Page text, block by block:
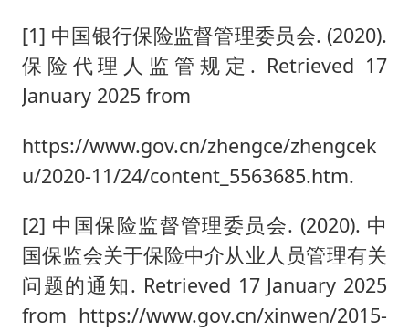
[1] 中国银行保险监督管理委员会. (2020).
保险代理人监管规定. Retrieved 17
January 2025 from
https://www.gov.cn/zhengce/zhengcek
u/2020-11/24/content_5563685.htm.
[2] 中国保险监督管理委员会. (2020). 中
国保监会关于保险中介从业人员管理有关
问题的通知. Retrieved 17 January 2025
from https://www.gov.cn/xinwen/2015-